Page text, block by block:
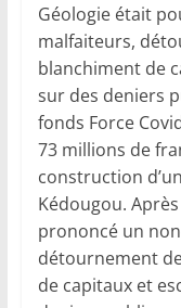
Géologie était
malfaiteurs,
blanchiment de
sur des deniers
fonds Force
73 millions de
construction
Kédougou.
prononcé un
détournement
de capitaux et